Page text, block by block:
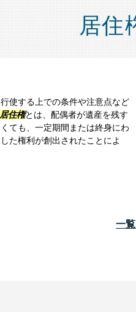
居住
使する上での条件や注意点など
居住権とは、配偶者が遺産を残す
ても、一定期間または終身にわ
た権利が創出されたことによ
一